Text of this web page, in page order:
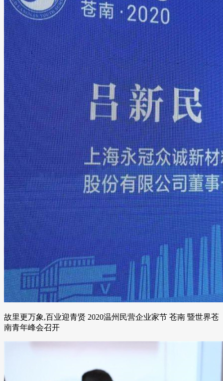
故里更万象,百业迎青贤 2020温州民营企业家节 苍南 暨世界苍
南青年峰会召开